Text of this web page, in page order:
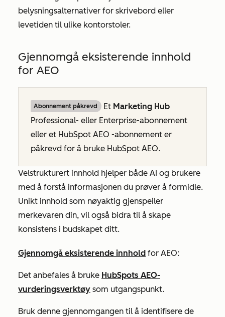
belysningsalternativer for skrivebord eller
levetiden til ulike kontorstoler.
Gjennomgå eksisterende innhold
for AEO
Abonnement påkrevd Et Marketing Hub
Professional- eller Enterprise-abonnement
eller et HubSpot AEO -abonnement er
påkrevd for å bruke HubSpot AEO.
Velstrukturert innhold hjelper både AI og brukere
med å forstå informasjonen du prøver å formidle.
Unikt innhold som nøyaktig gjenspeiler
merkevaren din, vil også bidra til å skape
konsistens i budskapet ditt.
Gjennomgå eksisterende innhold for AEO:
Det anbefales å bruke HubSpots AEO-
vurderingsverktøy som utgangspunkt.
Bruk denne gjennomgangen til å identifisere de